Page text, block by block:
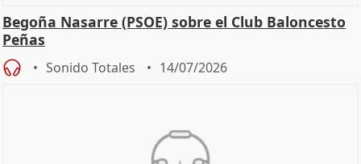
Begoña Nasarre (PSOE) sobre el Club Baloncesto
Peñas
Sonido Totales 14/07/2026